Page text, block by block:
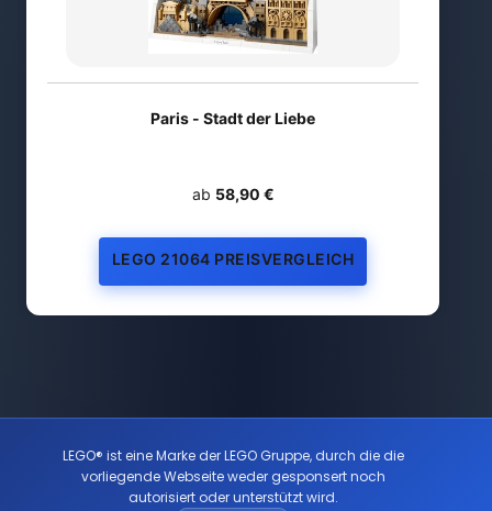
Paris - Stadt der Liebe
ab 58,90 €
LEGO 21064 PREISVERGLEICH
LEGO® ist eine Marke der LEGO Gruppe, durch die die
vorliegende Webseite weder gesponsert noch
autorisiert oder unterstützt wird.